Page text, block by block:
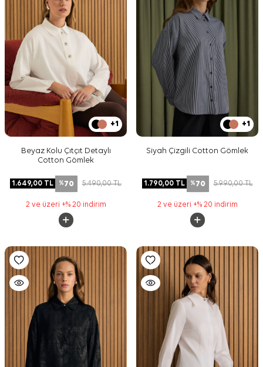
+1
Beyaz Kolu Çıtçıt Detaylı
Cotton Gömlek
1.649,00 TL %70 5.490,00TL
2 ve üzeri +% 20 indirim
+1
Siyah Çizgili Cotton Gömlek
1.790,00TL %70 5.990,00TL
2 ve üzeri +% 20 indirim